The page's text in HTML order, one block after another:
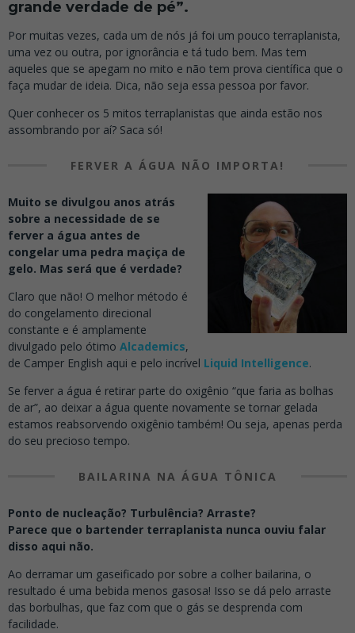
grande verdade de pé”.
Por muitas vezes, cada um de nós já foi um pouco terraplanista,
uma vez ou outra, por ignorância e tá tudo bem. Mas tem
aqueles que se apegam no mito e não tem prova científica que o
faça mudar de ideia. Dica, não seja essa pessoa por favor.
Quer conhecer os 5 mitos terraplanistas que ainda estão nos
assombrando por aí? Saca só!
FERVER A ÁGUA NÃO IMPORTA!
Muito se divulgou anos atrás
sobre a necessidade de se
ferver a água antes de
congelar uma pedra maçiça de
gelo. Mas será que é verdade?
Claro que não! O melhor método é
do congelamento direcional
constante e é amplamente
divulgado pelo ótimo Alcademics,
de Camper English aqui e pelo incrível Liquid Intelligence.
Se ferver a água é retirar parte do oxigênio “que faria as bolhas
de ar”, ao deixar a água quente novamente se tornar gelada
estamos reabsorvendo oxigênio também! Ou seja, apenas perda
do seu precioso tempo.
BAILARINA NA ÁGUA TÔNICA
Ponto de nucleação? Turbulência? Arraste?
Parece que o bartender terraplanista nunca ouviu falar
disso aqui não.
Ao derramar um gaseificado por sobre a colher bailarina, o
resultado é uma bebida menos gasosa! Isso se dá pelo arraste
das borbulhas, que faz com que o gás se desprenda com
facilidade.